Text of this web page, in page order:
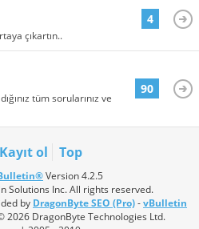
çıkartın..
4
tüm sorularınız ve
90
Kayıt ol Top
Version 4.2.5
Solutions Inc. All rights reserved.
by DragonByte SEO (Pro)-vBulletin
DragonByte Technologies Ltd.